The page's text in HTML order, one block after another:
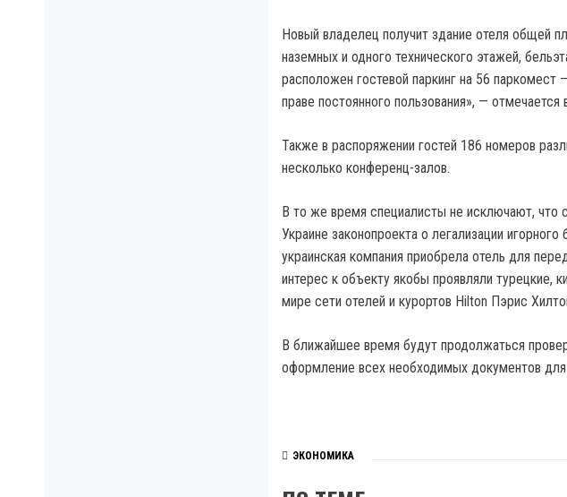
Новый владелец получит здание отеля общей
наземных и одного технического этажей,
расположен гостевой паркинг на 56
праве постоянного пользования», — отмечается
Также в распоряжении гостей 186 номеров
несколько конференц-залов.
В то же время специалисты не исключают, что
Украине законопроекта о легализации
украинская компания приобрела отель для
интерес к объекту якобы проявляли турецкие,
мире сети отелей и курортов Hilton Пэрис
В ближайшее время будут продолжаться
оформление всех необходимых документов
ЭКОНОМИКА